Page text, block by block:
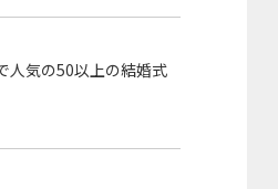
人気の50以上の結婚式